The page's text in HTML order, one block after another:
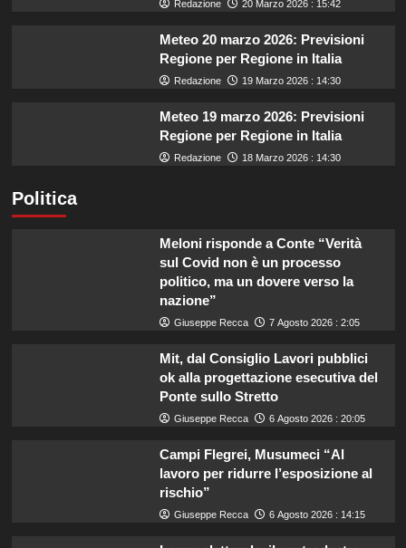
Redazione 20 Marzo 2026 : 15:42
Meteo 20 marzo 2026: Previsioni
Regione per Regione in Italia
Redazione 19 Marzo 2026 : 14:30
Meteo 19 marzo 2026: Previsioni
Regione per Regione in Italia
Redazione 18 Marzo 2026 : 14:30
Politica
Meloni risponde a Conte “Verità
sul Covid non è un processo
politico, ma un dovere verso la
nazione”
Giuseppe Recca 7 Agosto 2026 : 2:05
Mit, dal Consiglio Lavori pubblici
ok alla progettazione esecutiva del
Ponte sullo Stretto
Giuseppe Recca 6 Agosto 2026 : 20:05
Campi Flegrei, Musumeci “Al
lavoro per ridurre l’esposizione al
rischio”
Giuseppe Recca 6 Agosto 2026 : 14:15